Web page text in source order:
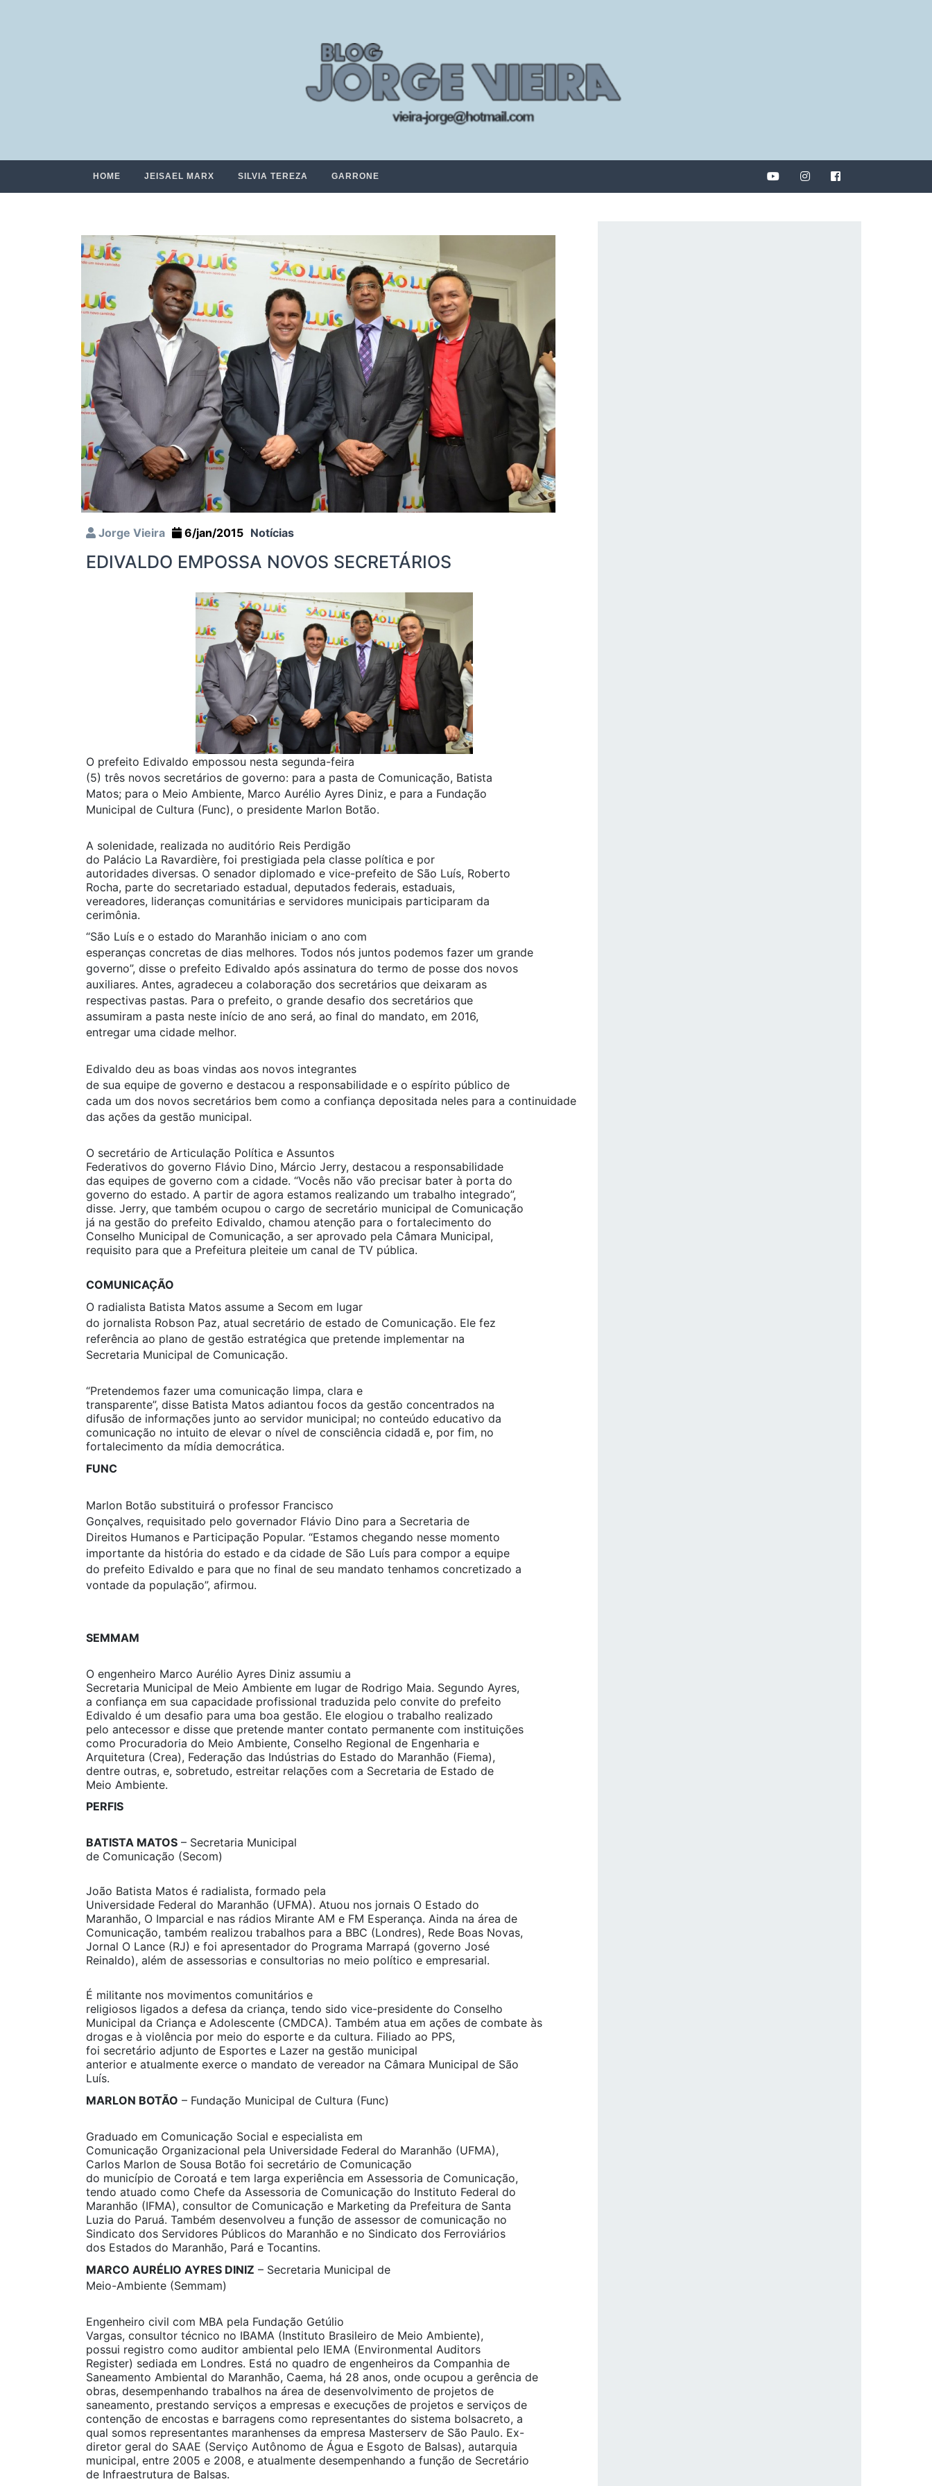
HOME JEISAEL MARX SILVIA TEREZA GARRONE
Jorge Vieira 6/jan/2015 Notícias
EDIVALDO EMPOSSA NOVOS SECRETÁRIOS
O prefeito Edivaldo empossou nesta segunda-feira
(5) três novos secretários de governo: para a pasta de Comunicação, Batista
Matos; para o Meio Ambiente, Marco Aurélio Ayres Diniz, e para a Fundação
Municipal de Cultura (Func), o presidente Marlon Botão.
A solenidade, realizada no auditório Reis Perdigão
do Palácio La Ravardière, foi prestigiada pela classe política e por
autoridades diversas. O senador diplomado e vice-prefeito de São Luís, Roberto
Rocha, parte do secretariado estadual, deputados federais, estaduais,
vereadores, lideranças comunitárias e servidores municipais participaram da
cerimônia.
“São Luís e o estado do Maranhão iniciam o ano com
esperanças concretas de dias melhores. Todos nós juntos podemos fazer um grande
governo”, disse o prefeito Edivaldo após assinatura do termo de posse dos novos
auxiliares. Antes, agradeceu a colaboração dos secretários que deixaram as
respectivas pastas. Para o prefeito, o grande desafio dos secretários que
assumiram a pasta neste início de ano será, ao final do mandato, em 2016,
entregar uma cidade melhor.
Edivaldo deu as boas vindas aos novos integrantes
de sua equipe de governo e destacou a responsabilidade e o espírito público de
cada um dos novos secretários bem como a confiança depositada neles para a continuidade
das ações da gestão municipal.
O secretário de Articulação Política e Assuntos
Federativos do governo Flávio Dino, Márcio Jerry, destacou a responsabilidade
das equipes de governo com a cidade. “Vocês não vão precisar bater à porta do
governo do estado. A partir de agora estamos realizando um trabalho integrado”,
disse. Jerry, que também ocupou o cargo de secretário municipal de Comunicação
já na gestão do prefeito Edivaldo, chamou atenção para o fortalecimento do
Conselho Municipal de Comunicação, a ser aprovado pela Câmara Municipal,
requisito para que a Prefeitura pleiteie um canal de TV pública.
COMUNICAÇÃO
O radialista Batista Matos assume a Secom em lugar
do jornalista Robson Paz, atual secretário de estado de Comunicação. Ele fez
referência ao plano de gestão estratégica que pretende implementar na
Secretaria Municipal de Comunicação.
“Pretendemos fazer uma comunicação limpa, clara e
transparente”, disse Batista Matos adiantou focos da gestão concentrados na
difusão de informações junto ao servidor municipal; no conteúdo educativo da
comunicação no intuito de elevar o nível de consciência cidadã e, por fim, no
fortalecimento da mídia democrática.
FUNC
Marlon Botão substituirá o professor Francisco
Gonçalves, requisitado pelo governador Flávio Dino para a Secretaria de
Direitos Humanos e Participação Popular. “Estamos chegando nesse momento
importante da história do estado e da cidade de São Luís para compor a equipe
do prefeito Edivaldo e para que no final de seu mandato tenhamos concretizado a
vontade da população”, afirmou.
SEMMAM
O engenheiro Marco Aurélio Ayres Diniz assumiu a
Secretaria Municipal de Meio Ambiente em lugar de Rodrigo Maia. Segundo Ayres,
a confiança em sua capacidade profissional traduzida pelo convite do prefeito
Edivaldo é um desafio para uma boa gestão. Ele elogiou o trabalho realizado
pelo antecessor e disse que pretende manter contato permanente com instituições
como Procuradoria do Meio Ambiente, Conselho Regional de Engenharia e
Arquitetura (Crea), Federação das Indústrias do Estado do Maranhão (Fiema),
dentre outras, e, sobretudo, estreitar relações com a Secretaria de Estado de
Meio Ambiente.
PERFIS
BATISTA MATOS – Secretaria Municipal
de Comunicação (Secom)
João Batista Matos é radialista, formado pela
Universidade Federal do Maranhão (UFMA). Atuou nos jornais O Estado do
Maranhão, O Imparcial e nas rádios Mirante AM e FM Esperança. Ainda na área de
Comunicação, também realizou trabalhos para a BBC (Londres), Rede Boas Novas,
Jornal O Lance (RJ) e foi apresentador do Programa Marrapá (governo José
Reinaldo), além de assessorias e consultorias no meio político e empresarial.
É militante nos movimentos comunitários e
religiosos ligados a defesa da criança, tendo sido vice-presidente do Conselho
Municipal da Criança e Adolescente (CMDCA). Também atua em ações de combate às
drogas e à violência por meio do esporte e da cultura. Filiado ao PPS,
foi secretário adjunto de Esportes e Lazer na gestão municipal
anterior e atualmente exerce o mandato de vereador na Câmara Municipal de São
Luís.
MARLON BOTÃO – Fundação Municipal de Cultura (Func)
Graduado em Comunicação Social e especialista em
Comunicação Organizacional pela Universidade Federal do Maranhão (UFMA),
Carlos Marlon de Sousa Botão foi secretário de Comunicação
do município de Coroatá e tem larga experiência em Assessoria de Comunicação,
tendo atuado como Chefe da Assessoria de Comunicação do Instituto Federal do
Maranhão (IFMA), consultor de Comunicação e Marketing da Prefeitura de Santa
Luzia do Paruá. Também desenvolveu a função de assessor de comunicação no
Sindicato dos Servidores Públicos do Maranhão e no Sindicato dos Ferroviários
dos Estados do Maranhão, Pará e Tocantins.
MARCO AURÉLIO AYRES DINIZ – Secretaria Municipal de
Meio-Ambiente (Semmam)
Engenheiro civil com MBA pela Fundação Getúlio
Vargas, consultor técnico no IBAMA (Instituto Brasileiro de Meio Ambiente),
possui registro como auditor ambiental pelo IEMA (Environmental Auditors
Register) sediada em Londres. Está no quadro de engenheiros da Companhia de
Saneamento Ambiental do Maranhão, Caema, há 28 anos, onde ocupou a gerência de
obras, desempenhando trabalhos na área de desenvolvimento de projetos de
saneamento, prestando serviços a empresas e execuções de projetos e serviços de
contenção de encostas e barragens como representantes do sistema bolsacreto, a
qual somos representantes maranhenses da empresa Masterserv de São Paulo. Ex-
diretor geral do SAAE (Serviço Autônomo de Água e Esgoto de Balsas), autarquia
municipal, entre 2005 e 2008, e atualmente desempenhando a função de Secretário
de Infraestrutura de Balsas.